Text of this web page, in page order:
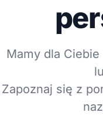
Mamy dla
Zapoznaj się z